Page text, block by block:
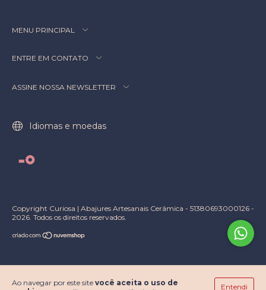
Ao navegar por este site você aceita o uso de
Entendi
MENU PRINCIPAL
ENTRE EM CONTATO
ASSINE NOSSA NEWSLETTER
Idiomas e moedas
Copyright Curiosa | Abajures Artesanais Cerâmica - 51380693000126 -
2026. Todos os direitos reservados.